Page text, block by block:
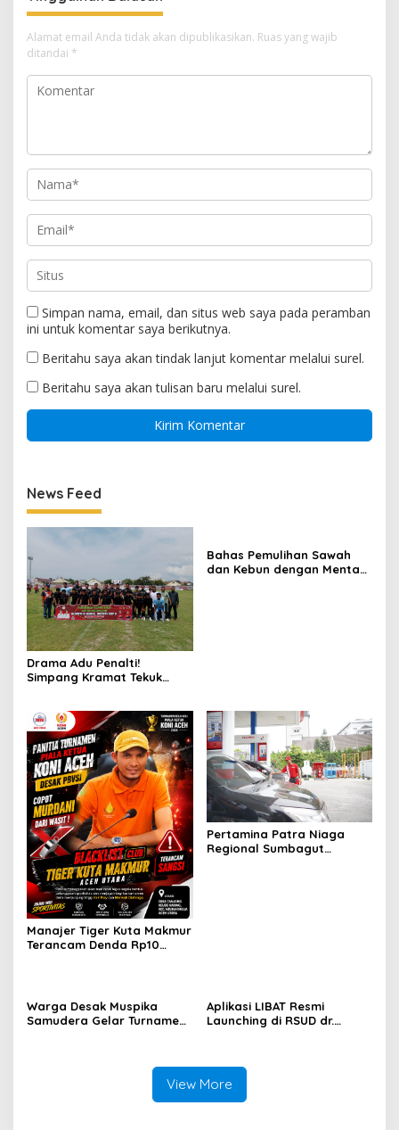
Alamat email Anda tidak akan dipublikasikan. Ruas yang wajib
ditandai *
Simpan nama, email, dan situs web saya pada peramban
ini untuk komentar saya berikutnya.
Beritahu saya akan tindak lanjut komentar melalui surel.
Beritahu saya akan tulisan baru melalui surel.
News Feed
Drama Adu Penalti!
Simpang Kramat Tekuk
Bahas Pemulihan Sawah
dan Kebun dengan Mentan,
Manajer Tiger Kuta Makmur
Terancam Denda Rp10
Pertamina Patra Niaga
Regional Sumbagut
Warga Desak Muspika
Samudera Gelar Turnamen
Aplikasi LIBAT Resmi
Launching di RSUD dr.
View More